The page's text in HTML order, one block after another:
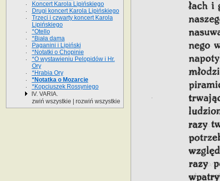
Koncert Karola Lipińskiego
Drugi koncert Karola Lipińskiego
Trzeci i czwarty koncert Karola
Lipińskiego
*Otello
*Biała dama
Paganini i Lipiński
*Notatki o Chopinie
*O wystawieniu Pelopidów i Hr.
Ory
*Hrabia Ory
*Notatka o Mozarcie
*Kopciuszek Rossyniego
IV. VARIA.
zwiń wszystkie
rozwiń wszystkie